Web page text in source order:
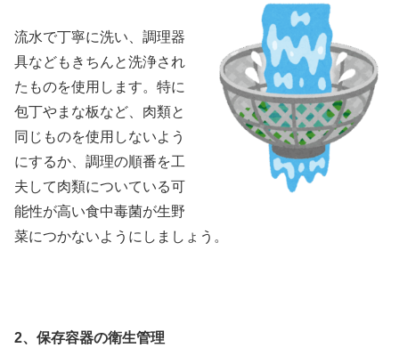
流水で丁寧に洗い、調理器
具などもきちんと洗浄され
たものを使用します。特に
包丁やまな板など、肉類と
同じものを使用しないよう
にするか、調理の順番を工
夫して肉類についている可
能性が高い食中毒菌が生野
菜につかないようにしましょう。
2、保存容器の衛生管理